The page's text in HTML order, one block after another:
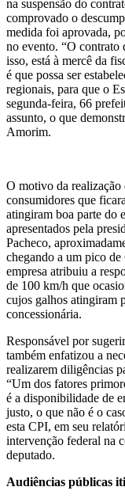
na suspensão do
comprovado o
medida foi aprovada,
no evento. “O contrato
isso, está à mercê da
é que possa ser
regionais, para que o
segunda-feira, 66
assunto, o que
Amorim.
O motivo da realização
consumidores que
atingiram boa parte do
apresentados pela
Pacheco,
chegando a um pico
empresa atribuiu a
de 100 km/h que
cujos galhos atingiram
concessionária.
Responsável por
também enfatizou a
realizarem diligências
“Um dos fatores
é a disponibilidade de
justo, o que não é o
esta CPI, em seu
intervenção federal na
deputado.
Audiências públicas